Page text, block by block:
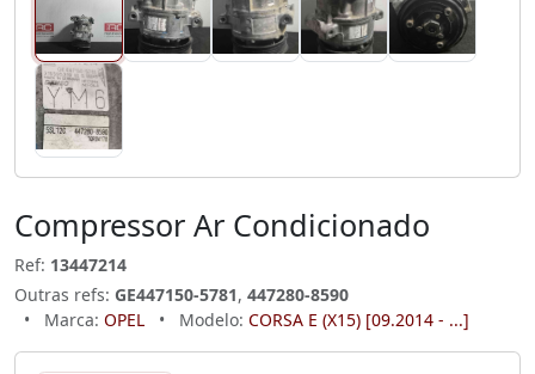
Compressor Ar Condicionado
Ref: 13447214
Outras refs: GE447150-5781, 447280-8590
•
Marca: OPEL • Modelo: CORSA E (X15) [09.2014 - ...]